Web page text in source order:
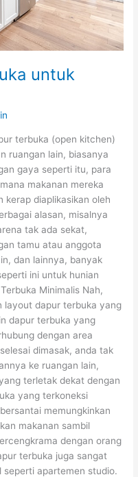
untuk
terbuka (open kitchen)
ruangan lain, biasanya
gaya seperti itu, para
makanan mereka
kerap diaplikasikan oleh
alasan, misalnya
tak ada sekat,
tamu atau anggota
dan lainnya, banyak
ini untuk hunian
Minimalis Nah,
layout dapur terbuka yang
dapur terbuka yang
dengan area
dimasak, anda tak
ke ruangan lain,
terletak dekat dengan
yang terkoneksi
memungkinkan
makanan sambil
dengan orang
terbuka juga sangat
seperti apartemen studio.